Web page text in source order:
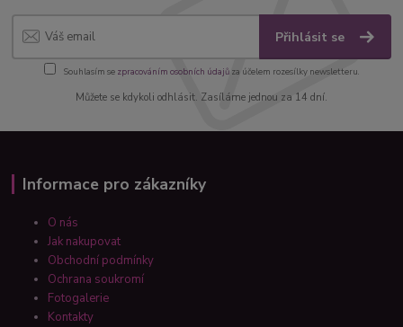
Přihlásit se
Souhlasím se zpracováním osobních údajůza účelem rozesílky newsletteru.
Můžete se kdykoli odhlásit. Zasíláme jednou za 14 dní.
Informace pro zákazníky
O nás
Jak nakupovat
Obchodní podmínky
Ochrana soukromí
Fotogalerie
Kontakty